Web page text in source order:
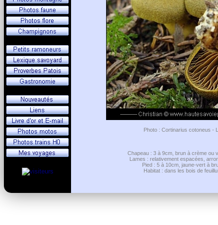
Photo : Cortinarius cotoneus -
Chapeau : 3 à 9cm, brun à crème ou
Lames : relativement espacées,
Pied : 5 à 10cm, jaune-vert à
Habitat : dans les bois de